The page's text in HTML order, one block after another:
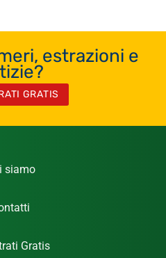
estrazioni e
GRATIS
siamo
Gratis